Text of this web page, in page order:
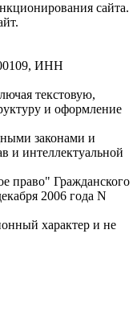
сайта.
ИНН
текстовую,
и оформление
законами и
и интеллектуальной
право" Гражданского
2006 года N
характер и не